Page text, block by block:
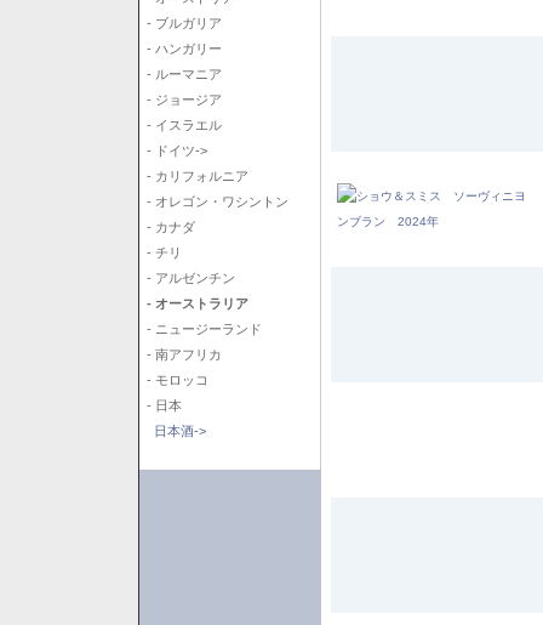
- ブルガリア
- ハンガリー
- ルーマニア
- ジョージア
- イスラエル
- ドイツ->
- カリフォルニア
- オレゴン・ワシントン
- カナダ
- チリ
- アルゼンチン
- オーストラリア
- ニュージーランド
- 南アフリカ
- モロッコ
- 日本
日本酒->